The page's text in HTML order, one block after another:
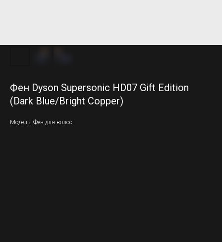
Фен Dyson Supersonic HD07 Gift Edition
(Dark Blue/Bright Copper)
Модель: Фен для волос